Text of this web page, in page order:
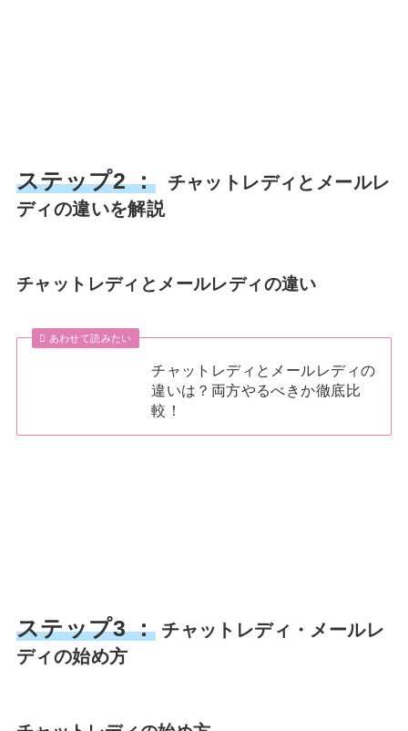
ステップ2 ：チャットレディとメールレ
ディの違いを解説
チャットレディとメールレディの違い
あわせて読みたい
チャットレディとメールレディの
違いは？両方やるべきか徹底比
較！
ステップ3 ：チャットレディ・メールレ
ディの始め方